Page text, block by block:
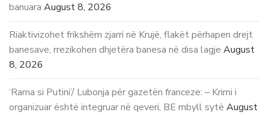
banuara August 8, 2026
Riaktivizohet frikshëm zjarri në Krujë, flakët përhapen drejt
banesave, rrezikohen dhjetëra banesa në disa lagje August
8, 2026
‘Rama si Putini’/ Lubonja për gazetën franceze: – Krimi i
organizuar është integruar në qeveri, BE mbyll sytë August